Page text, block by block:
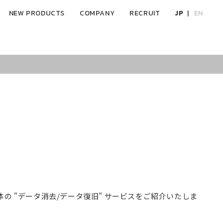
NEW PRODUCTS COMPANY RECRUIT JP EN
"データ消去/データ復旧" サービスをご紹介いたしま